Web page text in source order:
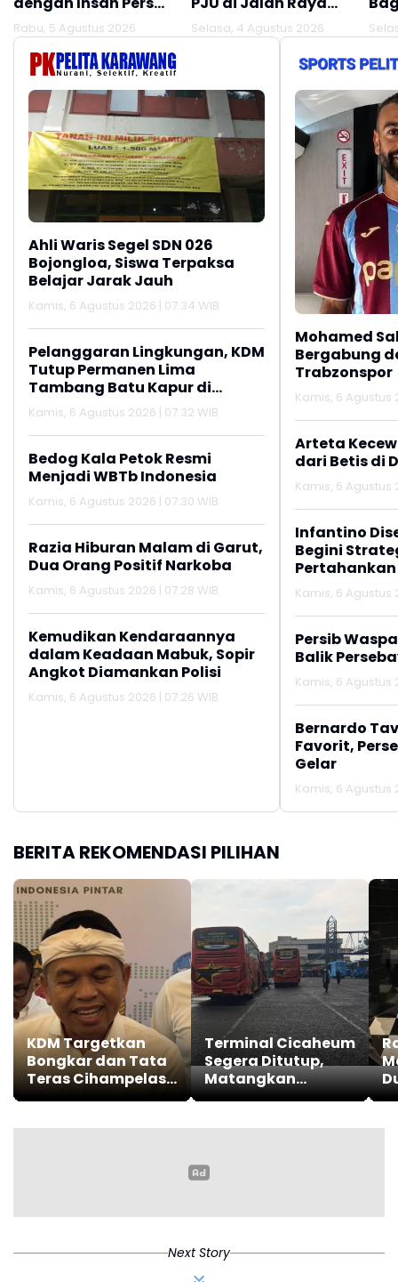
Melalui Silaturahmi
Bersama Media
Rabu, 5 Agustus 2026
Interchange
Karawang Barat
Selasa, 4 Agustus 2026
Ahli Waris Segel SDN 026
Bojongloa, Siswa Terpaksa
Belajar Jarak Jauh
Kamis, 6 Agustus 2026 | 07:34 WIB
Pelanggaran Lingkungan, KDM
Tutup Permanen Lima
Tambang Batu Kapur di
Cipatat
Kamis, 6 Agustus 2026 | 07:32 WIB
Bedog Kala Petok Resmi
Menjadi WBTb Indonesia
Kamis, 6 Agustus 2026 | 07:30 WIB
Razia Hiburan Malam di Garut,
Dua Orang Positif Narkoba
Kamis, 6 Agustus 2026 | 07:28 WIB
Kemudikan Kendaraannya
dalam Keadaan Mabuk, Sopir
Angkot Diamankan Polisi
Kamis, 6 Agustus 2026 | 07:26 WIB
Mohamed
Bergabung
Trabzonspor
Kamis, 6 Agustus
Arteta
dari Betis di
Kamis, 6 Agustus
Infantino
Begini
Kamis, 6 Agustus
Persib
Balik
Kamis, 6 Agustus
Bernardo
Favorit,
Gelar
Kamis, 6 Agustus
BERITA REKOMENDASI PILIHAN
KDM Targetkan
Bongkar dan Tata
Teras Cihampelas
Beres Oktober 2026
Terminal Cicaheum
Segera Ditutup,
Matangkan
Transisi ke Depo
Next Story